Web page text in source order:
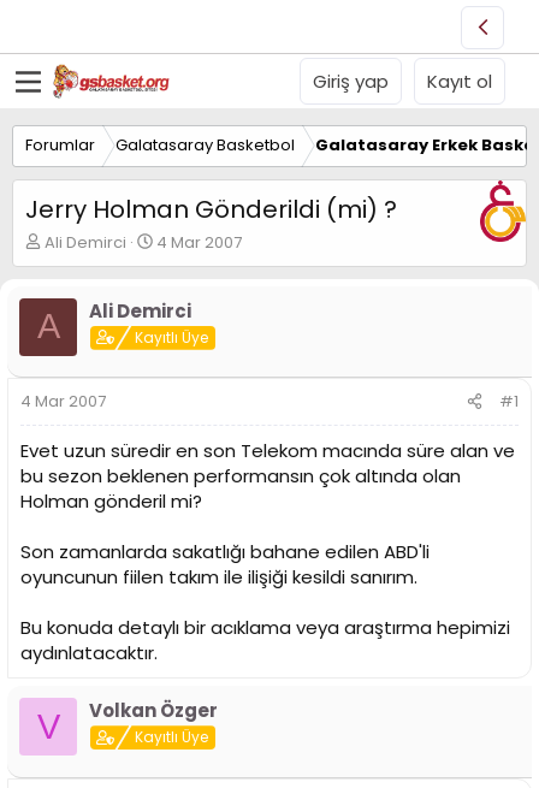
Giriş yap Kayıt ol
Forumlar Galatasaray Basketbol Galatasaray Erkek
Jerry Holman Gönderildi (mi) ?
K
o
u
y
B
a
ş
a
a
Ali Demirci
B
a
l
a
n
g
a
r
i
i
4 Mar 2007
A Ali Demirci
Kayıtlı Üye
4 Mar 2007 #1
Evet uzun süredir en son Telekom macında süre alan ve
bu sezon beklenen performansın çok altında olan
Holman gönderil mi?
Son zamanlarda sakatlığı bahane edilen ABD'li
oyuncunun fiilen takım ile ilişiği kesildi sanırım.
Bu konuda detaylı bir acıklama veya araştırma hepimizi
aydınlatacaktır.
V Volkan Özger
Kayıtlı Üye